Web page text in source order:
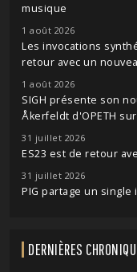
musique
1 août 2026
Les invocations
retour avec un
1 août 2026
SIGH présente son
Åkerfeldt d'OPETH
31 juillet 2026
ES23 est de retour
31 juillet 2026
PIG partage un single
DERNIÈRES